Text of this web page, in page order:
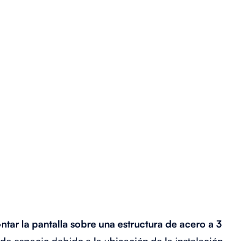
la pantalla sobre una estructura de acero a 3